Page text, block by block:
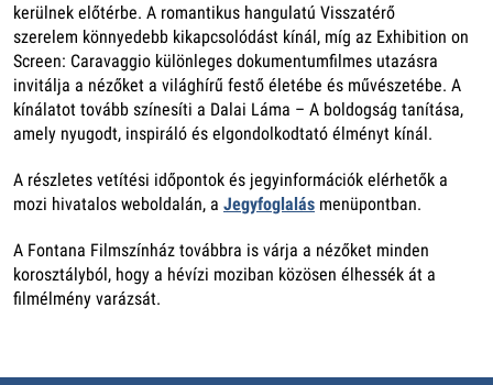
kerülnek előtérbe. A romantikus hangulatú Visszatérő
szerelem könnyedebb kikapcsolódást kínál, míg az Exhibition on
Screen: Caravaggio különleges dokumentumfilmes utazásra
invitálja a nézőket a világhírű festő életébe és művészetébe. A
kínálatot tovább színesíti a Dalai Láma – A boldogság tanítása,
amely nyugodt, inspiráló és elgondolkodtató élményt kínál.
A részletes vetítési időpontok és jegyinformációk elérhetők a
mozi hivatalos weboldalán, a Jegyfoglalás menüpontban.
A Fontana Filmszínház továbbra is várja a nézőket minden
korosztályból, hogy a hévízi moziban közösen élhessék át a
filmélmény varázsát.